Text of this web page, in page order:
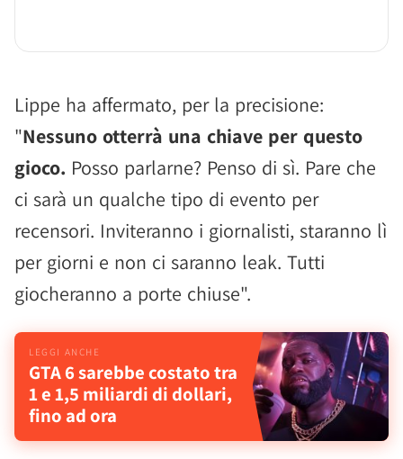
Lippe ha affermato, per la precisione:
"Nessuno otterrà una chiave per questo
gioco. Posso parlarne? Penso di sì. Pare che
ci sarà un qualche tipo di evento per
recensori. Inviteranno i giornalisti, staranno lì
per giorni e non ci saranno leak. Tutti
giocheranno a porte chiuse".
GTA 6 sarebbe costato tra
1 e 1,5 miliardi di dollari,
fino ad ora